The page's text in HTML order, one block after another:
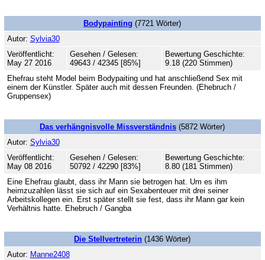
Bodypainting (7721 Wörter)
Autor: Sylvia30
Veröffentlicht:
May 27 2016
Gesehen / Gelesen:
49643 / 42345 [85%]
Bewertung Geschichte:
9.18 (220 Stimmen)
Ehefrau steht Model beim Bodypaiting und hat anschließend Sex mit
einem der Künstler. Später auch mit dessen Freunden. (Ehebruch /
Gruppensex)
Das verhängnisvolle Missverständnis (5872 Wörter)
Autor: Sylvia30
Veröffentlicht:
May 08 2016
Gesehen / Gelesen:
50792 / 42290 [83%]
Bewertung Geschichte:
8.80 (181 Stimmen)
Eine Ehefrau glaubt, dass ihr Mann sie betrogen hat. Um es ihm
heimzuzahlen lässt sie sich auf ein Sexabenteuer mit drei seiner
Arbeitskollegen ein. Erst später stellt sie fest, dass ihr Mann gar kein
Verhältnis hatte. Ehebruch / Gangba
Die Stellvertreterin (1436 Wörter)
Autor: Manne2408